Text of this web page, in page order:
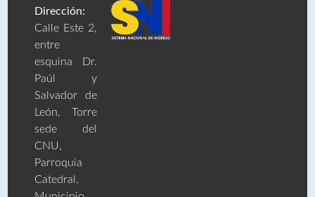
Dirección:
Calle Este 2,
entre
esquina Dr.
Paúl y
Salvador de
León, Torre
sede del
CNU,
Parroquia
Catedral,